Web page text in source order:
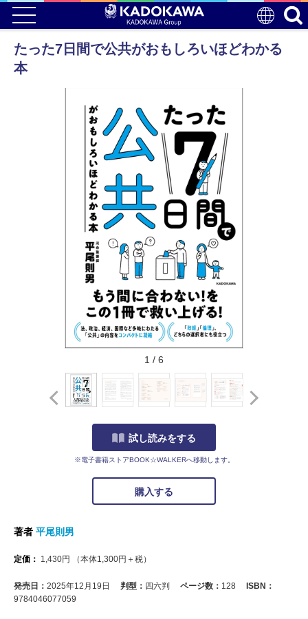
たった7日間で公共がおもしろいほどわかる
本
1 / 6
試し読みをする
※電子書籍ストアBOOK☆WALKERへ移動します。
購入する
著者 平尾則男
定価： 1,430円 （本体1,300円＋税）
発売日： 2025年12月19日 判型： 四六判 ページ数： 128
ISBN：
9784046077059